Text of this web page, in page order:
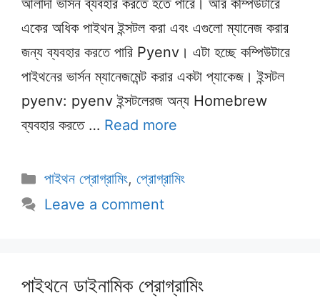
আলাদা ভার্সন ব্যবহার করতে হতে পারে। আর কম্পিউটারে
একের অধিক পাইথন ইন্সটল করা এবং এগুলো ম্যানেজ করার
জন্য ব্যবহার করতে পারি Pyenv। এটা হচ্ছে কম্পিউটারে
পাইথনের ভার্সন ম্যানেজমেন্ট করার একটা প্যাকেজ। ইন্সটল
pyenv: pyenv ইন্সটলেরজ অন্য Homebrew
ব্যবহার করতে … Read more
Categories
পাইথন প্রোগ্রামিং, প্রোগ্রামিং
Leave a comment
পাইথনে ডাইনামিক প্রোগ্রামিং